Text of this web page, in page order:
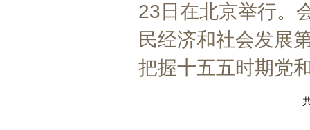
23日在北京举行。
民经济和社会发展
把握十五五时期党